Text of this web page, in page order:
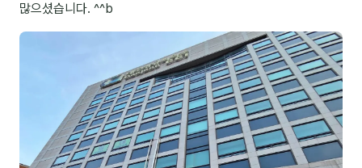
노준영
많으셨습니다. ^^b